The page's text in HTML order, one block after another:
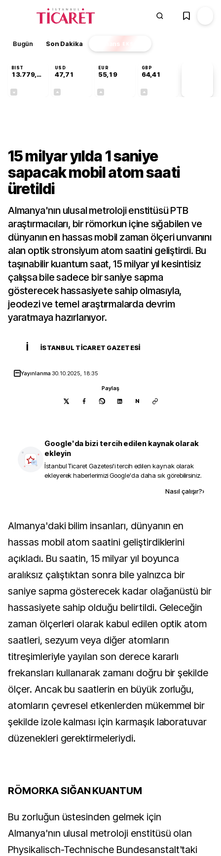
Bugün Son Dakika Finans EKSTRA
BIST
13.779,39
USD
47,71
EUR
55,19
GBP
64,41
15 milyar yılda 1 saniye
sapacak mobil atom saati
üretildi
Almanya'nın ulusal metroloji enstitüsü PTB
araştırmacıları, bir römorkun içine sığabilen ve
dünyanın en hassas mobil zaman ölçeri unvanını
alan optik stronsiyum atom saatini geliştirdi. Bu
taşınabilir kuantum saat, 15 milyar yıl kesintisiz
çalışsa bile sadece bir saniye sapma
gösterecek hassasiyete sahip olmasıyla,
jeodezi ve temel araştırmalarda devrim
yaratmaya hazırlanıyor.
İ İSTANBUL TICARET GAZETESI
Yayınlanma 30.10.2025, 18:35
Paylaş
N
Google'da bizi tercih edilen kaynak olarak
ekleyin
İstanbul Ticaret Gazetesi'i tercih edilen kaynak olarak
ekleyerek haberlerimizi Google'da daha sık görebilirsiniz.
Nasıl çalışır?›
Almanya'daki bilim insanları, dünyanın en
hassas mobil atom saatini geliştirdiklerini
açıkladı. Bu saatin, 15 milyar yıl boyunca
aralıksız çalıştıktan sonra bile yalnızca bir
saniye sapma gösterecek kadar olağanüstü bir
hassasiyete sahip olduğu belirtildi. Geleceğin
zaman ölçerleri olarak kabul edilen optik atom
saatleri, sezyum veya diğer atomların
titreşimleriyle yayılan son derece kararlı
frekansları kullanarak zamanı doğru bir şekilde
ölçer. Ancak bu saatlerin en büyük zorluğu,
atomların çevresel etkenlerden mükemmel bir
şekilde izole kalması için karmaşık laboratuvar
düzenekleri gerektirmeleriydi.
RÖMORKA SIĞAN KUANTUM
Bu zorluğun üstesinden gelmek için
Almanya'nın ulusal metroloji enstitüsü olan
Physikalisch-Technische Bundesanstalt'taki